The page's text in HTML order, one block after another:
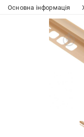
Основна інформація